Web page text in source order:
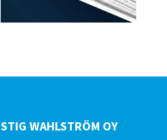
STIG WAHLSTRÖM OY